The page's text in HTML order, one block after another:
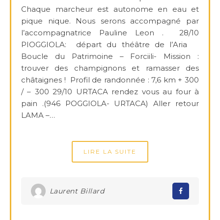
Chaque marcheur est autonome en eau et
pique nique. Nous serons accompagné par
l’accompagnatrice Pauline Leon . 28/10
PIOGGIOLA: départ du théâtre de l’Aria
Boucle du Patrimoine – Forciili- Mission :
trouver des champignons et ramasser des
châtaignes ! Profil de randonnée : 7,6 km + 300
/ – 300 29/10 URTACA rendez vous au four à
pain .(946 POGGIOLA- URTACA) Aller retour
LAMA –…
LIRE LA SUITE
Laurent Billard